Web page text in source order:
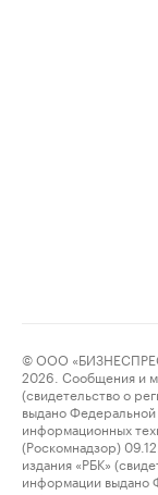
© ООО
2026. Сообщения и
(свидетельство о
выдано
информационных
(Роскомнадзор)
издания «РБК»
информации выдано